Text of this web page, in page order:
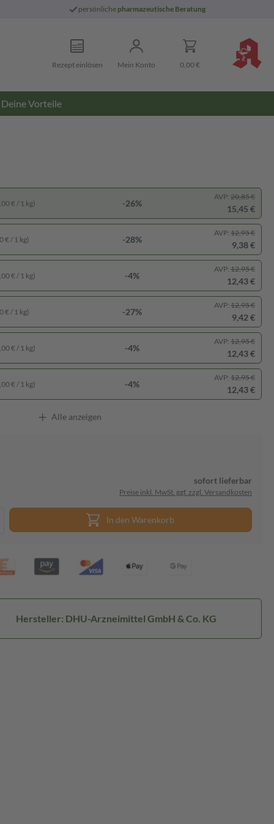
persönliche pharmazeutische Beratung
Rezept einlösen Mein Konto 0,00 €
Deine Vorteile
€ / 1 kg) -28%
AVP: 12,95 €
9,38 €
€ / 1 kg) -4%
AVP: 12,95 €
12,43 €
€ / 1 kg) -26%
AVP: 20,85 €
15,45 €
€ / 1 kg) -27%
AVP: 12,95 €
9,42 €
€ / 1 kg) -4%
AVP: 12,95 €
12,43 €
€ / 1 kg) -4%
AVP: 12,95 €
12,43 €
Alle anzeigen
sofort lieferbar
Preise inkl. MwSt. ggf. zzgl. Versandkosten
In den Warenkorb
Hersteller: DHU-Arzneimittel GmbH & Co. KG